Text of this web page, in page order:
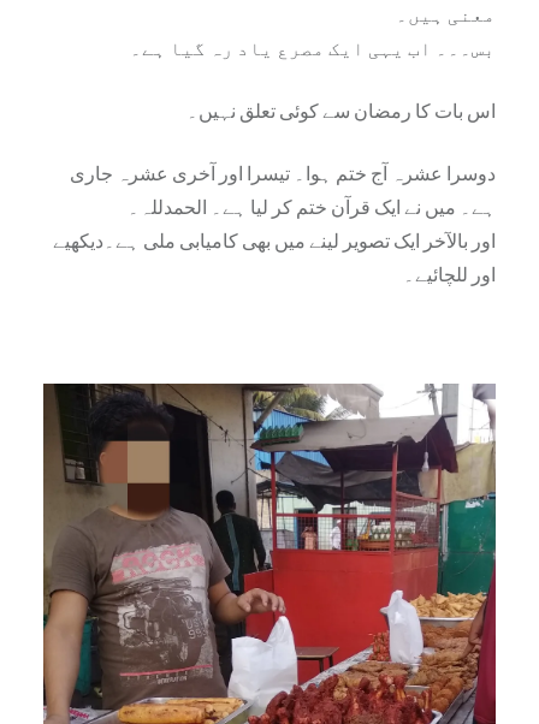
معنی ہیں۔
بس۔۔۔ اب یہی ایک مصرع یاد رہ گیا ہے۔
اس بات کا رمضان سے کوئی تعلق نہیں۔
دوسرا عشرہ آج ختم ہوا۔ تیسرا اور آخری عشرہ جاری
ہے۔ میں نے ایک قرآن ختم کر لیا ہے۔ الحمدللہ۔
اور بالآخر ایک تصویر لینے میں بھی کامیابی ملی ہے۔دیکھیے
اور للچائیے۔